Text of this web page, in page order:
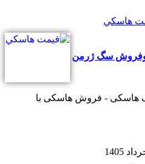
سگ ژرمن
- فروش هاسکی با